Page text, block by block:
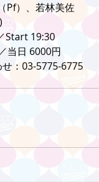
Pf）、若林美佐
Start 19:30
当日 6000円
：03-5775-6775